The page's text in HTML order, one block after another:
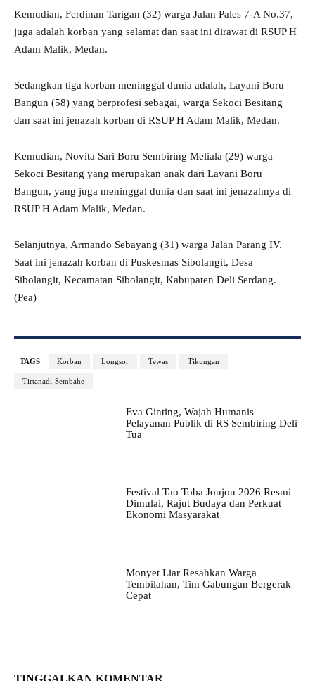
Kemudian, Ferdinan Tarigan (32) warga Jalan Pales 7-A No.37,
juga adalah korban yang selamat dan saat ini dirawat di RSUP H
Adam Malik, Medan.
Sedangkan tiga korban meninggal dunia adalah, Layani Boru
Bangun (58) yang berprofesi sebagai, warga Sekoci Besitang
dan saat ini jenazah korban di RSUP H Adam Malik, Medan.
Kemudian, Novita Sari Boru Sembiring Meliala (29) warga
Sekoci Besitang yang merupakan anak dari Layani Boru
Bangun, yang juga meninggal dunia dan saat ini jenazahnya di
RSUP H Adam Malik, Medan.
Selanjutnya, Armando Sebayang (31) warga Jalan Parang IV.
Saat ini jenazah korban di Puskesmas Sibolangit, Desa
Sibolangit, Kecamatan Sibolangit, Kabupaten Deli Serdang.
(Pea)
TAGS Korban Longsor Tewas Tikungan
Tirtanadi-Sembahe
Eva Ginting, Wajah Humanis
Pelayanan Publik di RS Sembiring Deli
Tua
Festival Tao Toba Joujou 2026 Resmi
Dimulai, Rajut Budaya dan Perkuat
Ekonomi Masyarakat
Monyet Liar Resahkan Warga
Tembilahan, Tim Gabungan Bergerak
Cepat
TINGGALKAN KOMENTAR